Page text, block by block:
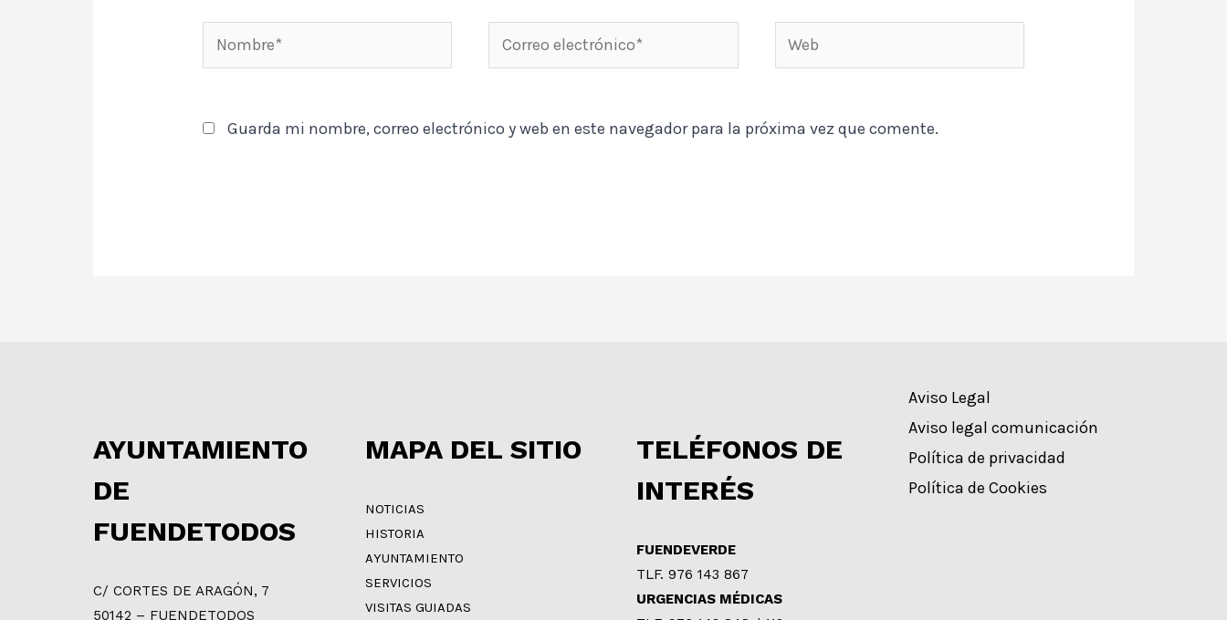
Nombre*
Correo
electrónico*
Web
Guarda mi nombre, correo electrónico y web en este navegador para la próxima vez que comente.
AYUNTAMIENTO
DE
FUENDETODOS
C/ CORTES DE ARAGÓN, 7
50142 – FUENDETODOS
MAPA DEL SITIO
NOTICIAS
HISTORIA
AYUNTAMIENTO
SERVICIOS
VISITAS GUIADAS
TELÉFONOS DE
INTERÉS
FUENDEVERDE
TLF. 976 143 867
URGENCIAS MÉDICAS
Aviso Legal
Aviso legal comunicación
Política de privacidad
Política de Cookies